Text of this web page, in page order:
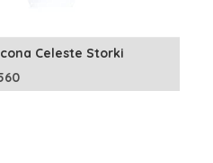
Celeste Storki